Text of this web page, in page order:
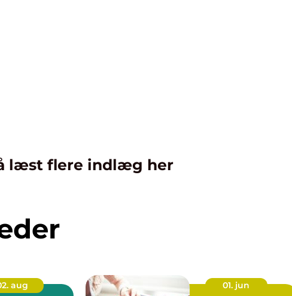
læst flere indlæg her
aug
01. jun